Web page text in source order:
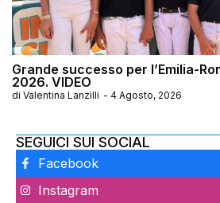
Grande successo per l’Emilia-
2026. VIDEO
di Valentina Lanzilli - 4 Agosto, 2026
SEGUICI SUI SOCIAL
Facebook
Instagram